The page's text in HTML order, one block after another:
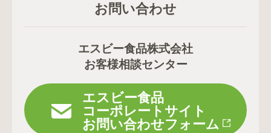
お問い合わせ
エスビー食品株式会社
お客様相談センター
エスビー食品
コーポレートサイト
お問い合わせフォーム